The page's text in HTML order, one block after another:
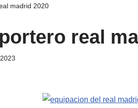
madrid 2020
real